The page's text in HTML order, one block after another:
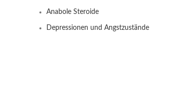
Anabole Steroide
Depressionen und Angstzustände